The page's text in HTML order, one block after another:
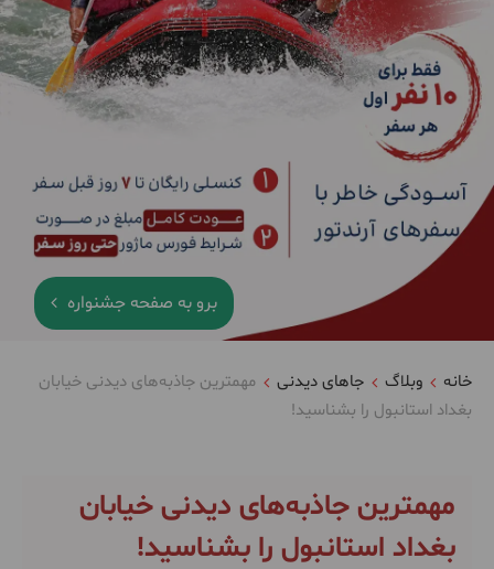
برو به صفحه جشنواره
خانه وبلاگ جاهای دیدنی
مهمترین جاذبه‌های دیدنی خیابان
بغداد استانبول را بشناسید!
مهمترین جاذبه‌های دیدنی خیابان
بغداد استانبول را بشناسید!